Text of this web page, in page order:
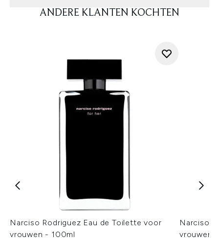
ANDERE KLANTEN KOCHTEN
Narciso Rodriguez Eau de Toilette voor
vrouwen - 100ml
Narciso
vrouwen